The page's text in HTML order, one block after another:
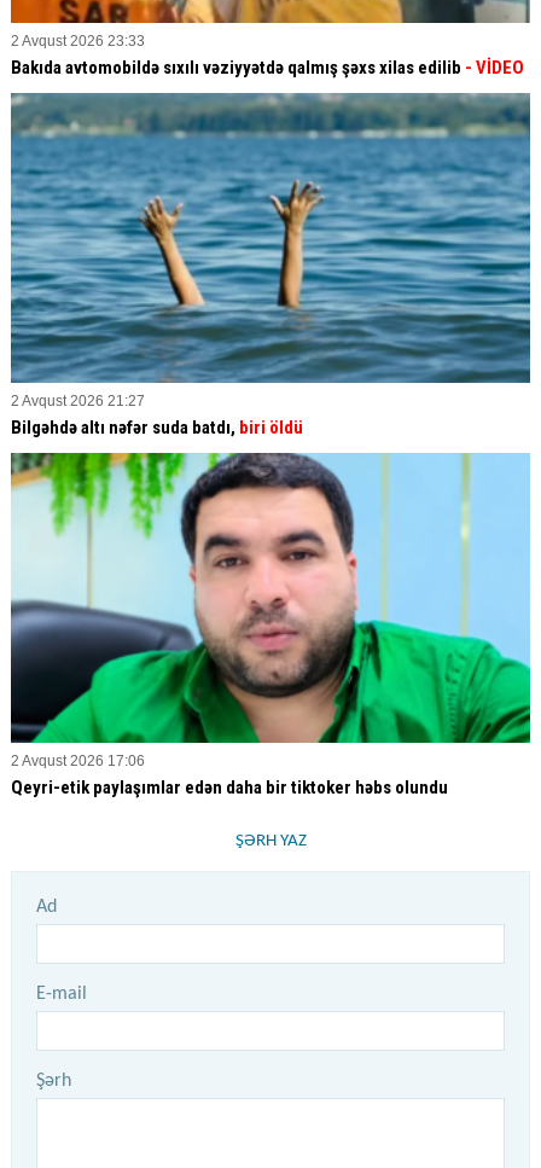
2 Avqust 2026 23:33
Bakıda avtomobildə sıxılı vəziyyətdə qalmış şəxs xilas edilib - VİDEO
2 Avqust 2026 21:27
Bilgəhdə altı nəfər suda batdı, biri öldü
2 Avqust 2026 17:06
Qeyri-etik paylaşımlar edən daha bir tiktoker həbs olundu
ŞƏRH YAZ
Ad
E-mail
Şərh